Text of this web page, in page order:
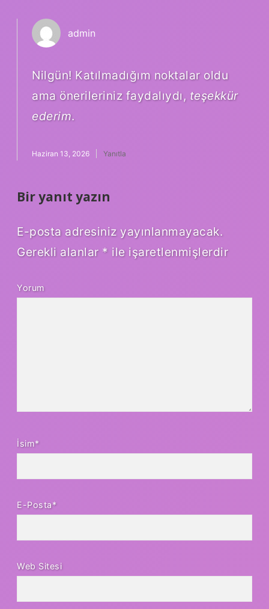
admin
Nilgün! Katılmadığım noktalar oldu
ama önerileriniz faydalıydı, teşekkür
ederim.
Haziran 13, 2026 Yanıtla
Bir yanıt yazın
E-posta adresiniz yayınlanmayacak.
Gerekli alanlar * ile işaretlenmişlerdir
Yorum
İsim*
E-Posta*
Web Sitesi